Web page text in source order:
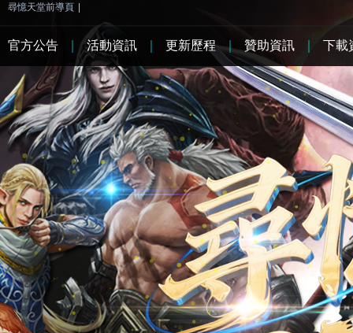
尋憶天堂前導頁